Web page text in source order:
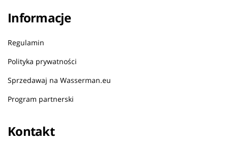
Informacje
Regulamin
Polityka prywatności
Sprzedawaj na Wasserman.eu
Program partnerski
Kontakt